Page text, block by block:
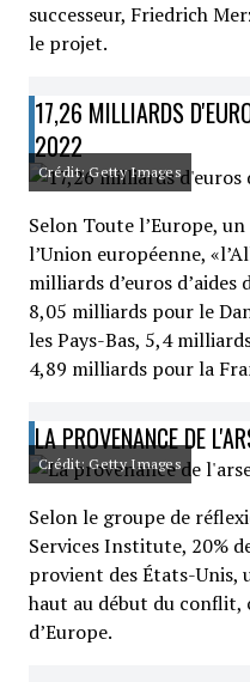
successeur, Friedrich
le projet.
17,26 MILLIARDS
2022
Crédit: Getty Images
Selon Toute l’Europe,
l’Union européenne,
milliards d’euros
8,05 milliards pour le
les Pays-Bas, 5,4
4,89 milliards pour la
LA PROVENANCE DE
Crédit: Getty Images
Selon le groupe de
Services Institute, 20%
provient des États-Unis,
haut au début du conflit,
d’Europe.